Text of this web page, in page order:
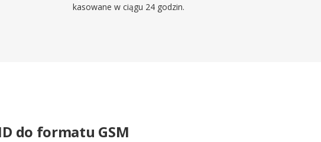
kasowane w ciągu 24 godzin.
do formatu GSM